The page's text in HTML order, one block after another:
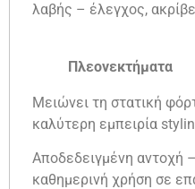
λαβής – έλεγχος,
Πλεονεκτήματα
Μειώνει τη στατική
καλύτερη εμπειρία
Αποδεδειγμένη αντοχή
καθημερινή χρήση σε